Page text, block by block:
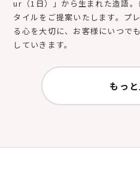
ur（1日）」から生まれた造語
タイルをご提案いたします。プ
る心を大切に、お客様にいつで
していきます。
もっ